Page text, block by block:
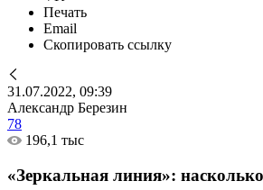
Печать
Email
Скопировать ссылку
31.07.2022, 09:39
Александр Березин
78
196,1 тыс
«Зеркальная линия»: